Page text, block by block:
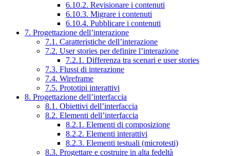
6.10.2. Revisionare i contenuti
6.10.3. Migrare i contenuti
6.10.4. Pubblicare i contenuti
7. Progettazione dell’interazione
7.1. Caratteristiche dell’interazione
7.2. User stories per definire l’interazione
7.2.1. Differenza tra scenari e user stories
7.3. Flussi di interazione
7.4. Wireframe
7.5. Prototipi interattivi
8. Progettazione dell’interfaccia
8.1. Obiettivi dell’interfaccia
8.2. Elementi dell’interfaccia
8.2.1. Elementi di composizione
8.2.2. Elementi interattivi
8.2.3. Elementi testuali (microtesti)
8.3. Progettare e costruire in alta fedeltà